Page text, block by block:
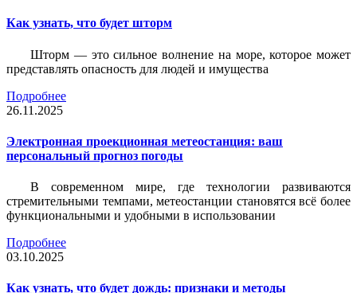
Как узнать, что будет шторм
Шторм — это сильное волнение на море, которое может
представлять опасность для людей и имущества
Подробнее
26.11.2025
Электронная проекционная метеостанция: ваш
персональный прогноз погоды
В современном мире, где технологии развиваются
стремительными темпами, метеостанции становятся всё более
функциональными и удобными в использовании
Подробнее
03.10.2025
Как узнать, что будет дождь: признаки и методы